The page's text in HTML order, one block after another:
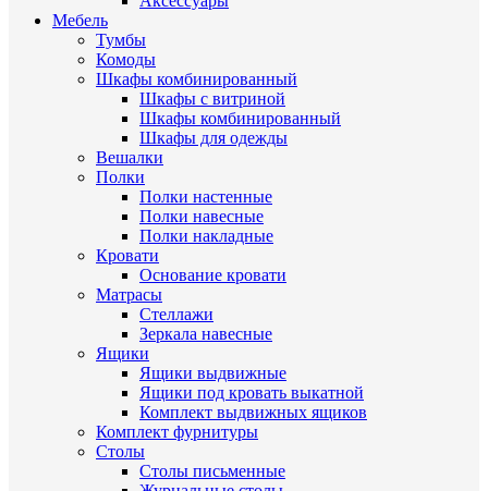
Мебель
Тумбы
Комоды
Шкафы комбинированный
Шкафы с витриной
Шкафы комбинированный
Шкафы для одежды
Вешалки
Полки
Полки настенные
Полки навесные
Полки накладные
Кровати
Основание кровати
Матрасы
Стеллажи
Зеркала навесные
Ящики
Ящики выдвижные
Ящики под кровать выкатной
Комплект выдвижных ящиков
Комплект фурнитуры
Столы
Столы письменные